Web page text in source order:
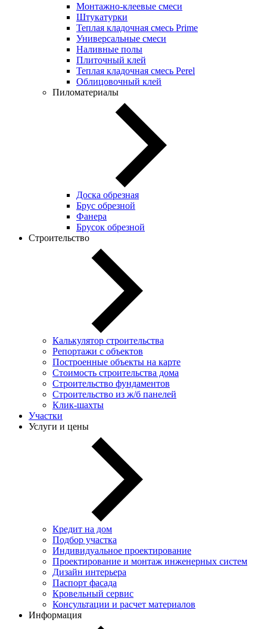
Монтажно-клеевые смеси
Штукатурки
Теплая кладочная смесь Prime
Универсальные смеси
Наливные полы
Плиточный клей
Теплая кладочная смесь Perel
Облицовочный клей
Пиломатериалы
Доска обрезная
Брус обрезной
Фанера
Брусок обрезной
Строительство
Калькулятор строительства
Репортажи с объектов
Построенные объекты на карте
Стоимость строительства дома
Строительство фундаментов
Строительство из ж/б панелей
Клик-шахты
Участки
Услуги и цены
Кредит на дом
Подбор участка
Индивидуальное проектирование
Проектирование и монтаж инженерных систем
Дизайн интерьера
Паспорт фасада
Кровельный сервис
Консультации и расчет материалов
Информация